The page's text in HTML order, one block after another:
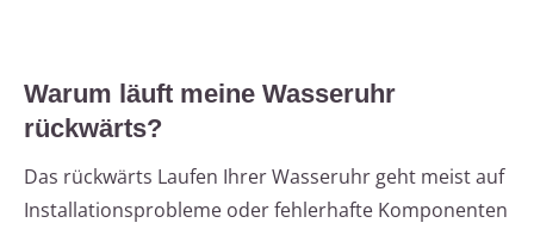
Warum läuft meine Wasseruhr
rückwärts?
Das rückwärts Laufen Ihrer Wasseruhr geht meist auf
Installationsprobleme oder fehlerhafte Komponenten